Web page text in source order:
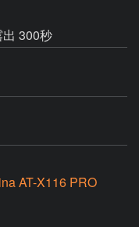
出 300秒
AT-X116 PRO